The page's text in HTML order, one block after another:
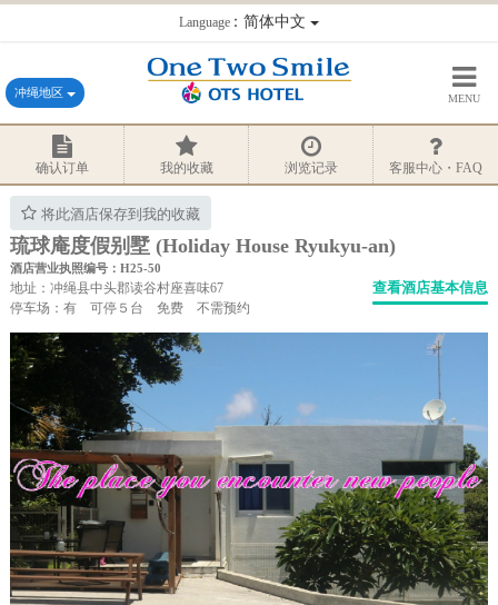
Language：简体中文
冲绳地区 MENU
确认订单 我的收藏 浏览记录 客服中心・FAQ
将此酒店保存到我的收藏
琉球庵度假别墅 (Holiday House Ryukyu-an)
酒店营业执照编号：H25-50
地址：冲绳县中头郡读谷村座喜味67
停车场：有 可停５台 免费 不需预约
查看酒店基本信息